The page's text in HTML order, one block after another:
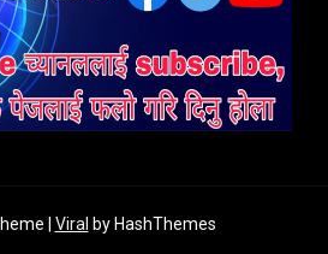
| Viral by HashThemes